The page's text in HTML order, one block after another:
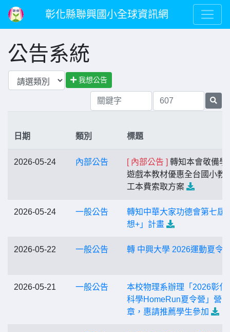
彰化縣聯興國小全球資訊網
公告系統
我想公告
日期 類別 標題
2026-05-24 內部公告 [ 內部公告 ] 轉知本會敬備學
遊戲本教材優惠全台國小教
工本費索取方案
2026-05-24 一般公告
轉知中華大家功德會第七屆
想+」計畫
2026-05-22 一般公告 轉 中興大學 2026運動夏令
2026-05-21 一般公告
本校物理系辦理「2026彰化
科學HomeRun夏令營」營
章，惠請推薦學生參加